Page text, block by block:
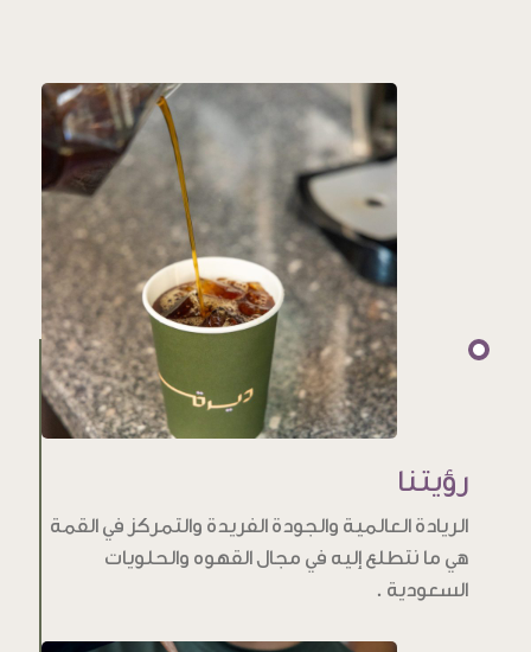
رؤيتنا
الريادة العالمية والجودة الفريدة والتمركز في القمة
هي ما نتطلع إليه في مجال القهوه والحلويات
السعودية .